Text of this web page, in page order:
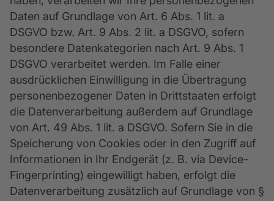
Daten auf Grundlage von Art. 6 Abs. 1 lit. a
DSGVO bzw. Art. 9 Abs. 2 lit. a DSGVO, sofern
besondere Datenkategorien nach Art. 9 Abs. 1
DSGVO verarbeitet werden. Im Falle einer
ausdrücklichen Einwilligung in die Übertragung
personenbezogener Daten in Drittstaaten erfolgt
die Datenverarbeitung außerdem auf Grundlage
von Art. 49 Abs. 1 lit. a DSGVO. Sofern Sie in die
Speicherung von Cookies oder in den Zugriff auf
Informationen in Ihr Endgerät (z. B. via Device-
Fingerprinting) eingewilligt haben, erfolgt die
Datenverarbeitung zusätzlich auf Grundlage von §